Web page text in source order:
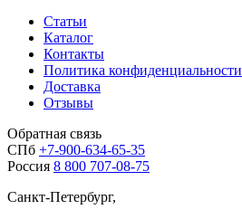
Статьи
Каталог
Контакты
Политика конфиденциальности
Доставка
Отзывы
Обратная связь
СПб +7-900-634-65-35
Россия 8 800 707-08-75
Санкт-Петербург,